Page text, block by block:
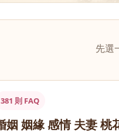
先選
381 則 FAQ
姻 姻緣 感情 夫妻 桃